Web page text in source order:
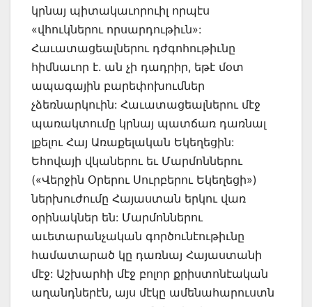
կրնայ պիտակաւորուիլ որպէս
«վհուկներու որսարդութիւն»:
Հաւատացեալներու դժգոհութիւնը
հիմնաւոր է. ան չի դադրիր, եթէ մօտ
ապագային բարեփոխումներ
չձեռնարկուին: Հաւատացեալներու մէջ
պառակտումը կրնայ պատճառ դառնալ
լքելու Հայ Առաքելական Եկեղեցին:
Եհովայի վկաներու եւ Մարմոններու
(«Վերջին Օրերու Սուրբերու Եկեղեցի»)
ներխուժումը Հայաստան երկու վառ
օրինակներ են: Մարմոններու
աւետարանչական գործունէութիւնը
համատարած կը դառնայ Հայաստանի
մէջ: Աշխարհի մէջ բոլոր քրիստոնէական
աղանդներէն, այս մէկը ամենահարուստն